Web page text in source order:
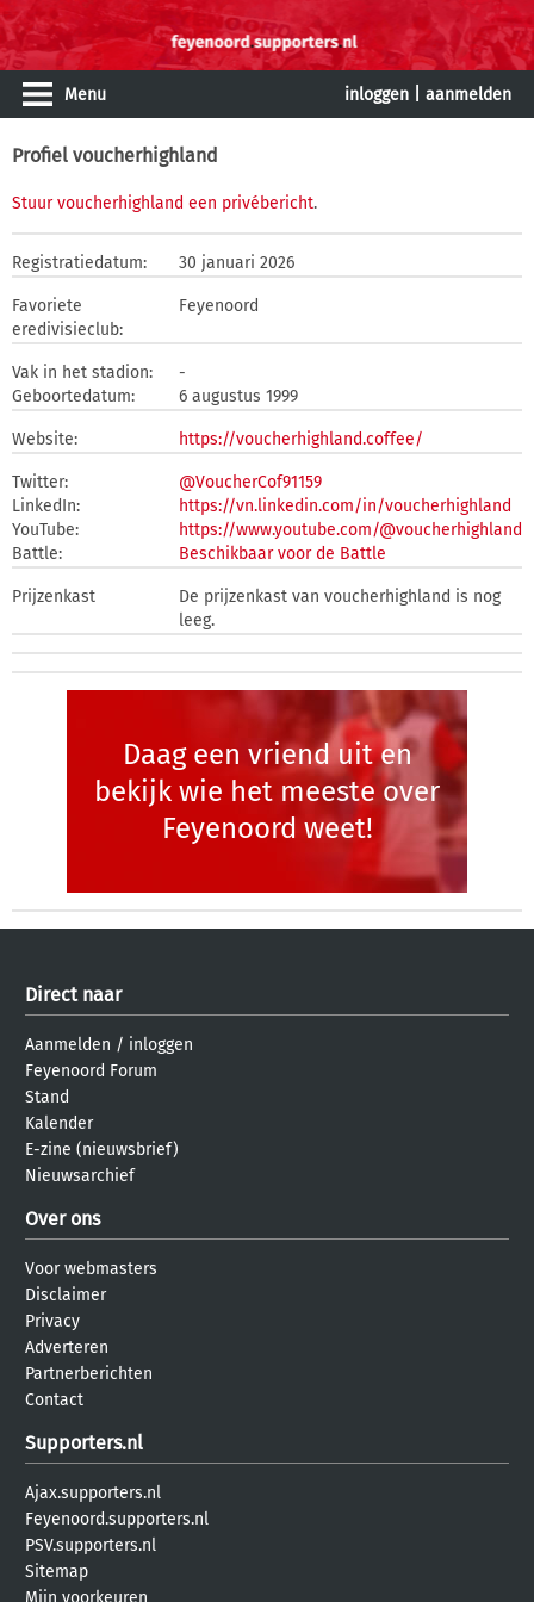
Menu inloggen aanmelden
Profiel voucherhighland
Stuur voucherhighland een privébericht.
Registratiedatum: 30 januari 2026
Favoriete
eredivisieclub:
Feyenoord
Vak in het stadion:
-
Geboortedatum:
6 augustus 1999
Website: https://voucherhighland.coffee/
Twitter:
@VoucherCof91159
LinkedIn:
https://vn.linkedin.com/in/voucherhighland
YouTube:
https://www.youtube.com/@voucherhighland
Battle:
Beschikbaar voor de Battle
Prijzenkast
De prijzenkast van voucherhighland is nog
leeg.
Daag een vriend uit en
bekijk wie het meeste over
Feyenoord weet!
Direct naar
Aanmelden / inloggen
Feyenoord Forum
Stand
Kalender
E-zine (nieuwsbrief)
Nieuwsarchief
Over ons
Voor webmasters
Disclaimer
Privacy
Adverteren
Partnerberichten
Contact
Supporters.nl
Ajax.supporters.nl
Feyenoord.supporters.nl
PSV.supporters.nl
Sitemap
Mijn voorkeuren